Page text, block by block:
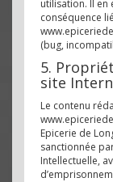
utilisation. Il en
conséquence
(bug,
5.
site
Le contenu
Epicerie de
sanctionnée
Intellectuelle,